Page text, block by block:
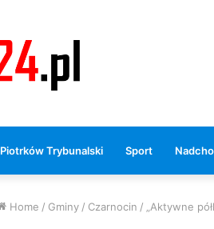
Piotrków Trybunalski Sport
Home / Gminy / Czarnocin / „Aktywne